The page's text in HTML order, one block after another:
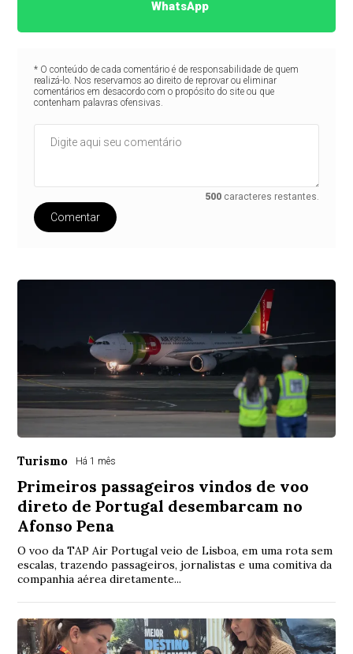
WhatsApp
* O conteúdo de cada comentário é de responsabilidade de quem
realizá-lo. Nos reservamos ao direito de reprovar ou eliminar
comentários em desacordo com o propósito do site ou que
contenham palavras ofensivas.
500 caracteres restantes.
Comentar
Turismo Há 1 mês
Primeiros passageiros vindos de voo
direto de Portugal desembarcam no
Afonso Pena
O voo da TAP Air Portugal veio de Lisboa, em uma rota sem
escalas, trazendo passageiros, jornalistas e uma comitiva da
companhia aérea diretamente...